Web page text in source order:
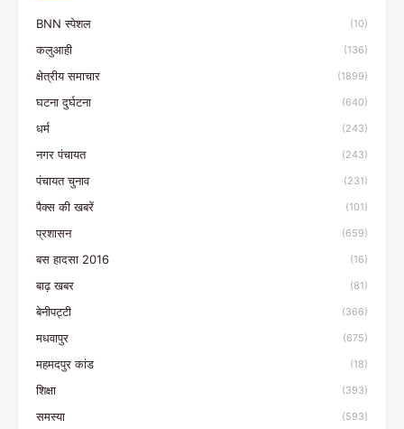
BNN स्पेशल (10)
कलुआही (136)
क्षेत्रीय समाचार (1899)
घटना दुर्घटना (640)
धर्म (243)
नगर पंचायत (243)
पंचायत चुनाव (231)
पैक्स की खबरें (101)
प्रशासन (659)
बस हादसा 2016 (16)
बाढ़ खबर (81)
बेनीपट्टी (366)
मधवापुर (675)
महमदपुर कांड (18)
शिक्षा (393)
समस्या (593)